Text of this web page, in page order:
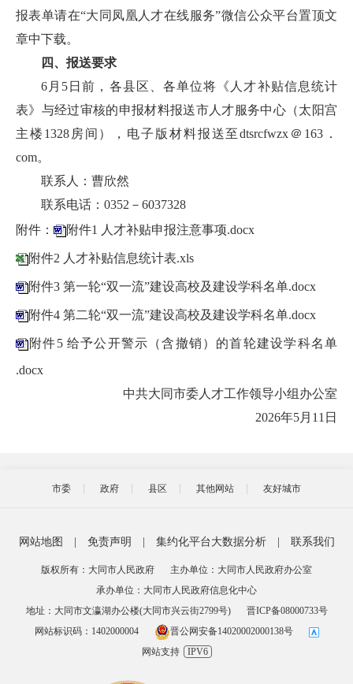
报表单请在“大同凤凰人才在线服务”微信公众平台置顶文
章中下载。
四、报送要求
6月5日前，各县区、各单位将《人才补贴信息统计
表》与经过审核的申报材料报送市人才服务中心（太阳宫
主楼1328房间），电子版材料报送至dtsrcfwzx＠163．
com。
联系人：曹欣然
联系电话：0352－6037328
附件：
附件1 人才补贴申报注意事项.docx
附件2 人才补贴信息统计表.xls
附件3 第一轮“双一流”建设高校及建设学科名单.docx
附件4 第二轮“双一流”建设高校及建设学科名单.docx
附件5 给予公开警示（含撤销）的首轮建设学科名单
.docx
中共大同市委人才工作领导小组办公室
2026年5月11日
市委 政府 县区 其他网站 友好城市
网站地图 免责声明 集约化平台大数据分析 联系我们
版权所有：大同市人民政府
主办单位：大同市人民政府办公室
承办单位：大同市人民政府信息化中心
地址：大同市文瀛湖办公楼(大同市兴云街2799号)
晋ICP备08000733号
网站标识码：1402000004
晋公网安备14020002000138号
网站支持
IPV6